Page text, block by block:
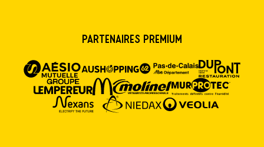
Partenaires premium